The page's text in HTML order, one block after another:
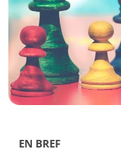
EN BREF